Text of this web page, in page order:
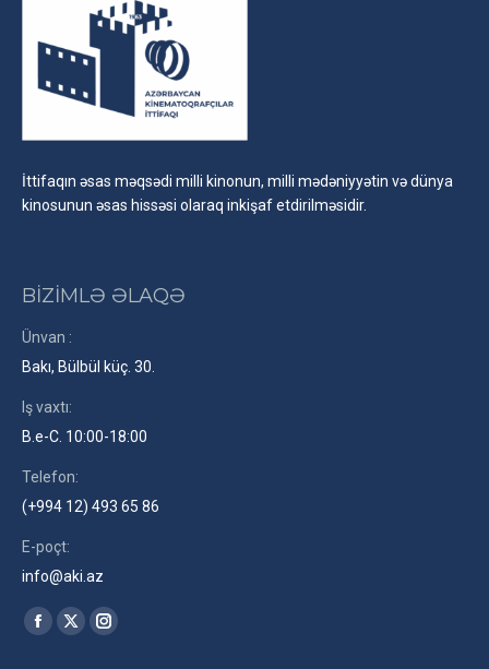
İttifaqın əsas məqsədi milli kinonun, milli mədəniyyətin və dünya
kinosunun əsas hissəsi olaraq inkişaf etdirilməsidir.
BİZİMLƏ ƏLAQƏ
Ünvan :
Bakı, Bülbül küç. 30.
Iş vaxtı:
B.e-C. 10:00-18:00
Telefon:
(+994 12) 493 65 86
E-poçt:
info@aki.az
Find us on:
Facebook
X
Instagram